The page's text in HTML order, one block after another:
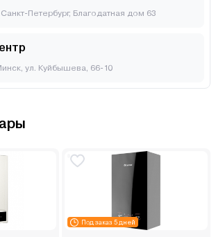
Петербург, Благодатная дом 63
ул. Куйбышева, 66-10
Под заказ 5 дней